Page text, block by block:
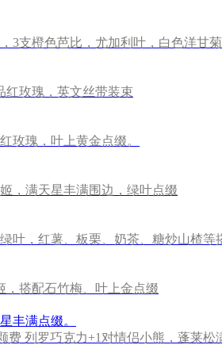
3支橙色芭比，尤加利叶，白色洋甘菊
红玫瑰，英文丝带装束
玫瑰，叶上黄金点缀。
，满天星丰满围边，绿叶点缀
叶，红薯、板栗、奶茶、糖炒山楂等
，搭配石竹梅、叶上金点缀
费 列罗巧克力+1对情侣小熊，蓬莱松